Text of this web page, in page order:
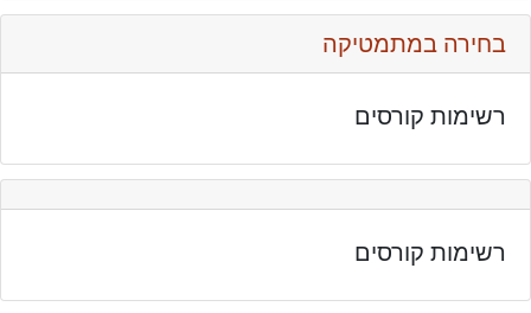
בחירה במתמטיקה
רשימות קורסים
רשימות קורסים